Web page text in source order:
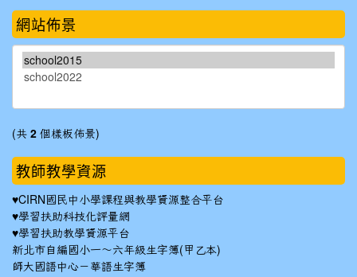
網站佈景
(共 2 個樣板佈景)
教師教學資源
♥CIRN國民中小學課程與教學資源整合平台
♥學習扶助科技化評量網
♥學習扶助教學資源平台
新北市自編國小一～六年級生字簿(甲乙本)
師大國語中心－華語生字簿